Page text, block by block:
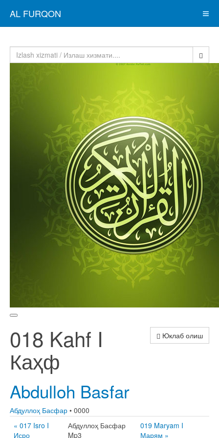
AL FURQON
Юклаб олиш
018 Kahf I
Каҳф
Abdulloh Basfar
Абдуллоҳ Басфар • 0000
« 017 Isro I
Исро
Абдуллоҳ Басфар
Mp3
019 Maryam I
Марям »